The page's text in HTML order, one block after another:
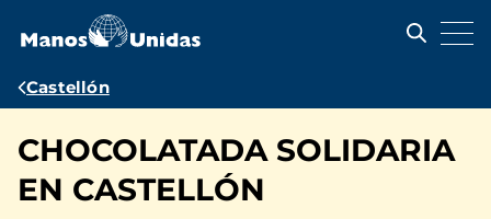
contenido
Ruta
navegación
Castellón
CHOCOLATADA SOLIDARIA
EN CASTELLÓN